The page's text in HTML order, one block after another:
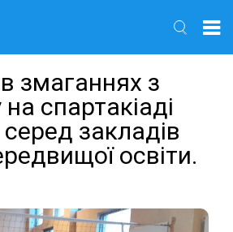
змаганнях з
спартакіаді
закладів
освіти.